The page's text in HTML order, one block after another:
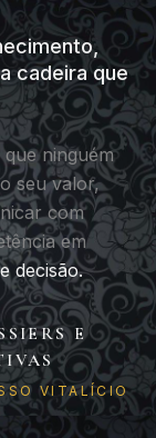
cadeira que
ninguém
seu valor,
com
em
decisão.
E
VITALÍCIO